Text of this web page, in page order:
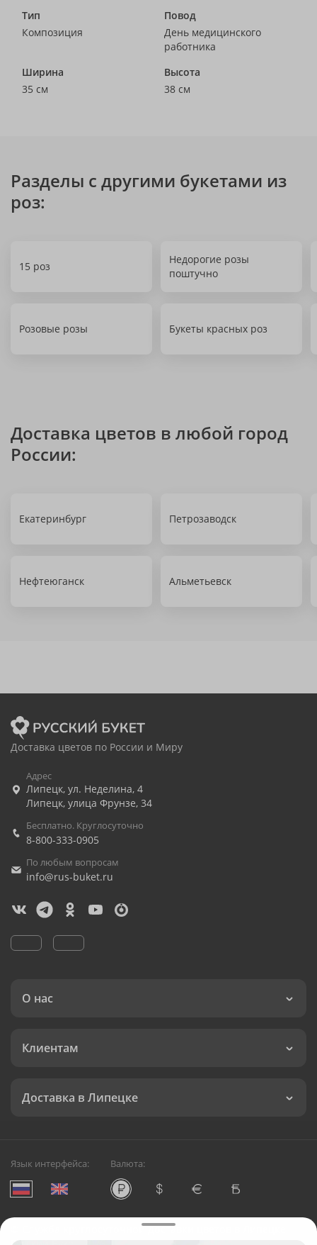
Тип
Композиция
Повод
День медицинского
работника
Ширина
35 см
Высота
38 см
Разделы с другими букетами из
роз:
15 роз
Недорогие розы
поштучно
Розовые розы Букеты красных роз
Доставка цветов в любой город
России:
Екатеринбург Петрозаводск
Нефтеюганск Альметьевск
Доставка цветов по России и Миру
Адрес
Липецк, ул. Неделина, 4
Липецк, улица Фрунзе, 34
Бесплатно. Круглосуточно
8-800-333-0905
По любым вопросам
info@rus-buket.ru
О нас
Клиентам
Доставка в Липецке
Язык интерфейса: Валюта:
Служба круглосуточной доставки цветов в Липецке